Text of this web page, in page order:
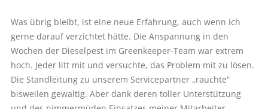
Was übrig bleibt, ist eine neue Erfahrung, auch wenn ich
gerne darauf verzichtet hätte. Die Anspannung in den
Wochen der Dieselpest im Greenkeeper-Team war extrem
hoch. Jeder litt mit und versuchte, das Problem mit zu lösen.
Die Standleitung zu unserem Servicepartner „rauchte“
bisweilen gewaltig. Aber dank deren toller Unterstützung